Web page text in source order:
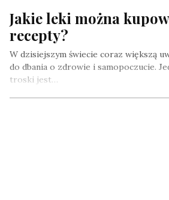
Jakie leki można
recepty?
W dzisiejszym świecie coraz większą
do dbania o zdrowie i samopoczucie.
troski jest…